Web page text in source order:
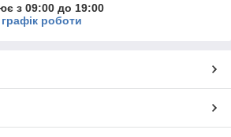
з 09:00 до 19:00
роботи